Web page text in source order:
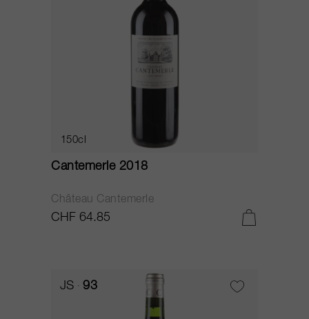
150cl
Cantemerle 2018
Château Cantemerle
CHF 64.85
JS 93